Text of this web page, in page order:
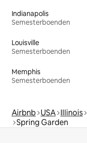
Indianapolis
Semesterboenden
Louisville
Semesterboenden
Memphis
Semesterboenden
Airbnb USA Illinois
Spring Garden